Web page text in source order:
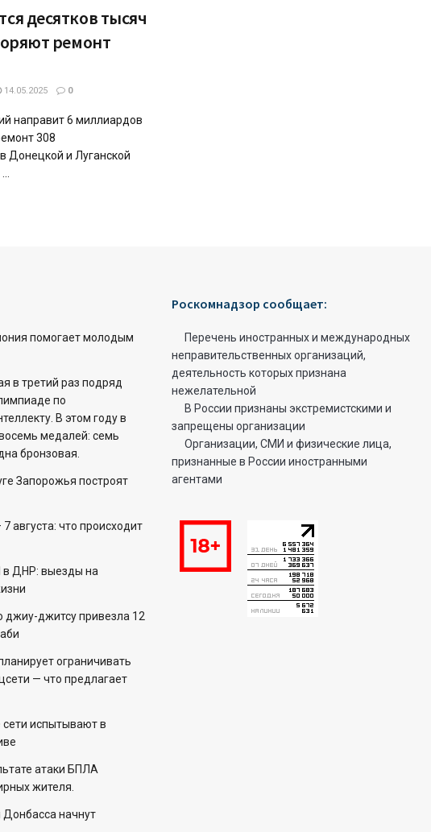
десятков тысяч
ремонт
14.05.2025 0
направит 6 миллиардов
308
Донецкой и Луганской
помогает молодым
в третий раз подряд
по
В этом году в
медалей: семь
бронзовая.
Запорожья построят
августа: что происходит
ДНР: выезды на
джиу-джитсу привезла 12
ограничивать
— что предлагает
испытывают в
атаки БПЛА
жителя.
Донбасса начнут
Роскомнадзор сообщает:
Перечень иностранных и международных
неправительственных организаций,
деятельность которых признана
нежелательной
В России признаны экстремистскими и
запрещены организации
Организации, СМИ и физические лица,
признанные в России иностранными
агентами